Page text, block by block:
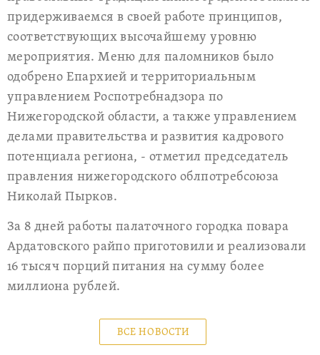
придерживаемся в своей работе принципов,
соответствующих высочайшему уровню
мероприятия. Меню для паломников было
одобрено Епархией и территориальным
управлением Роспотребнадзора по
Нижегородской области, а также управлением
делами правительства и развития кадрового
потенциала региона, - отметил председатель
правления нижегородского облпотребсоюза
Николай Пырков.
За 8 дней работы палаточного городка повара
Ардатовского райпо приготовили и реализовали
16 тысяч порций питания на сумму более
миллиона рублей.
ВСЕ НОВОСТИ